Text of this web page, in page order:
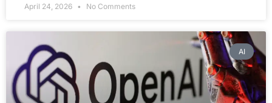
April 24, 2026 No Comments
AI